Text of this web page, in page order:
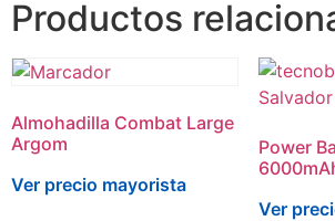
Productos
Almohadilla Combat Large
Argom
Ver precio mayorista
Power
Ver